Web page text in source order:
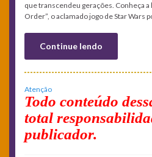
que transcendeu gerações. Conheça a
Order”, o aclamado jogo de Star Wars
Continue lendo
Atenção
Todo conteúdo
total
publicador.